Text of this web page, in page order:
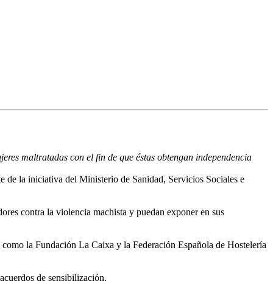
maltratadas con el fin de que éstas obtengan independencia
de la iniciativa del Ministerio de Sanidad, Servicios Sociales e
contra la violencia machista y puedan exponer en sus
la Fundación La Caixa y la Federación Española de Hostelería
de sensibilización.